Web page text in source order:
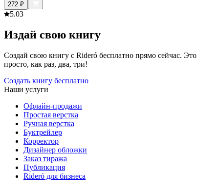
272 ₽
5.03
Издай свою книгу
Создай свою книгу с Rideró бесплатно прямо сейчас. Это
просто, как раз, два, три!
Создать книгу бесплатно
Наши услуги
Офлайн-продажи
Простая верстка
Ручная верстка
Буктрейлер
Корректор
Дизайнер обложки
Заказ тиража
Публикация
Rideró для бизнеса